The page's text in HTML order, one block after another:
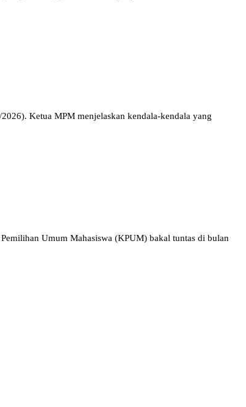
Ketua MPM menjelaskan kendala-kendala yang
Umum Mahasiswa (KPUM) bakal tuntas di bulan